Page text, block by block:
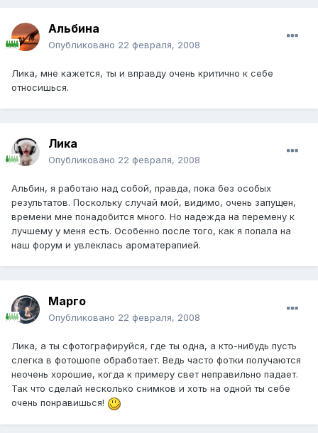
Альбина
Опубликовано 22 февраля, 2008
Лика, мне кажется, ты и вправду очень критично к себе
относишься.
Лика
Опубликовано 22 февраля, 2008
Альбин, я работаю над собой, правда, пока без особых
результатов. Поскольку случай мой, видимо, очень запущен,
времени мне понадобится много. Но надежда на перемену к
лучшему у меня есть. Особенно после того, как я попала на
наш форум и увлеклась ароматерапией.
Марго
Опубликовано 22 февраля, 2008
Лика, а ты сфотографируйся, где ты одна, а кто-нибудь пусть
слегка в фотошопе обработает. Ведь часто фотки получаются
неочень хорошие, когда к примеру свет неправильно падает.
Так что сделай несколько снимков и хоть на одной ты себе
очень понравишься!